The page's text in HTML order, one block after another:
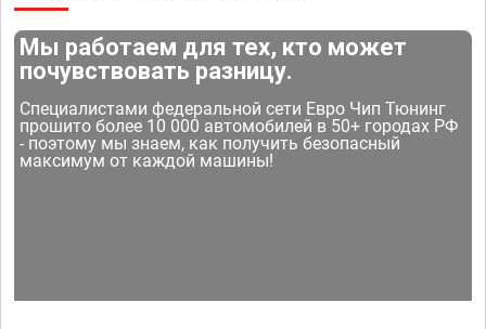
Мы работаем для тех, кто может
почувствовать разницу.
Специалистами федеральной сети Евро Чип Тюнинг
прошито более 10 000 автомобилей в 50+ городах РФ
- поэтому мы знаем, как получить безопасный
максимум от каждой машины!